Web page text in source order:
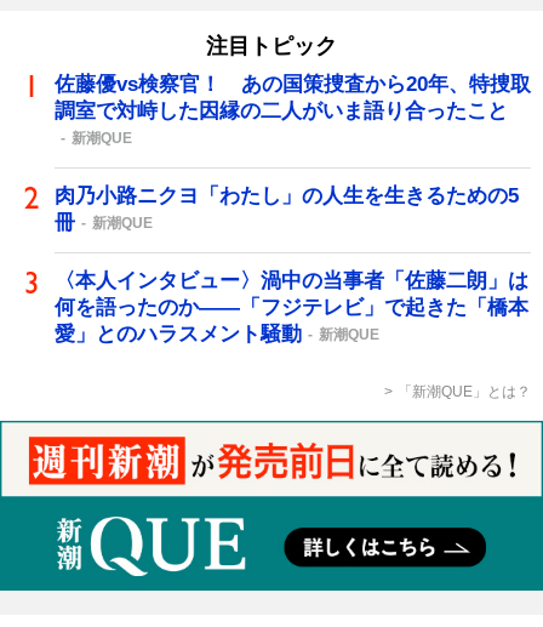
注目トピック
佐藤優vs検察官！ あの国策捜査から20年、特捜取
調室で対峙した因縁の二人がいま語り合ったこと
新潮QUE
肉乃小路ニクヨ「わたし」の人生を生きるための5
冊
新潮QUE
〈本人インタビュー〉渦中の当事者「佐藤二朗」は
何を語ったのか――「フジテレビ」で起きた「橋本
愛」とのハラスメント騒動
新潮QUE
「新潮QUE」とは？